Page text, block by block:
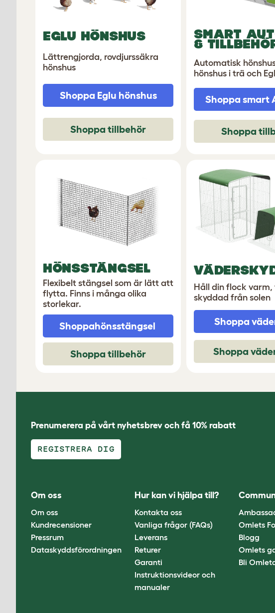
EGLU HÖNSHUS
Lättrengjorda, rovdjurssäkra
hönshus
Shoppa Eglu hönshus
Shoppa tillbehör
SMART
&
Automatisk
hönshus i trä och
Shoppa smart
Shoppa
HÖNSSTÄNGSEL
Flexibelt stängsel som är lätt att
flytta. Finns i många olika
storlekar.
Shoppahönsstängsel
Shoppa tillbehör
Håll din flock
skyddad från solen
Shoppa
Shoppa
Prenumerera på vårt nyhetsbrev och få 10% rabatt
REGISTRERA DIG
Om oss
Om oss
Kundrecensioner
Pressrum
Dataskyddsförordningen
Hur kan vi hjälpa till?
Kontakta oss
Vanliga frågor (FAQs)
Leverans
Returer
Garanti
Instruktionsvideor och
manualer
Omlets
Blogg
Omlets
Bli